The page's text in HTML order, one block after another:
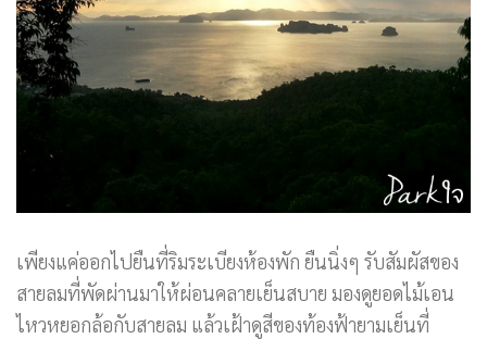
เพียงแค่ออกไปยืนที่ริมระเบียงห้องพัก ยืนนิ่งๆ รับสัมผัสของ
สายลมที่พัดผ่านมาให้ผ่อนคลายเย็นสบาย มองดูยอดไม้เอน
ไหวหยอกล้อกับสายลม แล้วเฝ้าดูสีของท้องฟ้ายามเย็นที่